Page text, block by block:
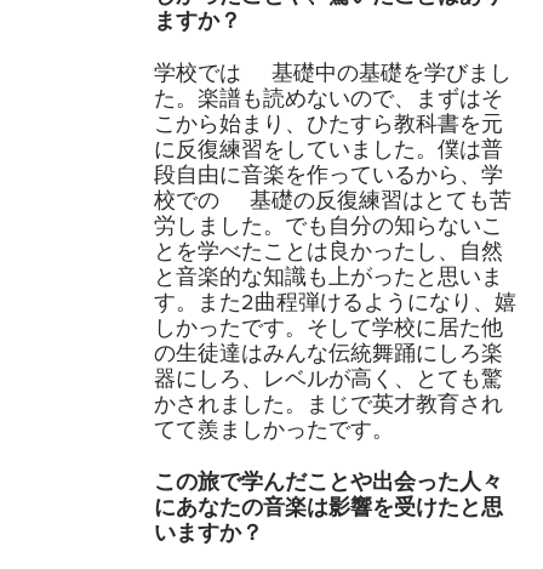
ますか？
学校では 基礎中の基礎を学びまし
た。楽譜も読めないので、まずはそ
こから始まり、ひたすら教科書を元
に反復練習をしていました。僕は普
段自由に音楽を作っているから、学
校での 基礎の反復練習はとても苦
労しました。でも自分の知らないこ
とを学べたことは良かったし、自然
と音楽的な知識も上がったと思いま
す。また2曲程弾けるようになり、嬉
しかったです。そして学校に居た他
の生徒達はみんな伝統舞踊にしろ楽
器にしろ、レベルが高く、とても驚
かされました。まじで英才教育され
てて羨ましかったです。
この旅で学んだことや出会った人々
にあなたの音楽は影響を受けたと思
いますか？